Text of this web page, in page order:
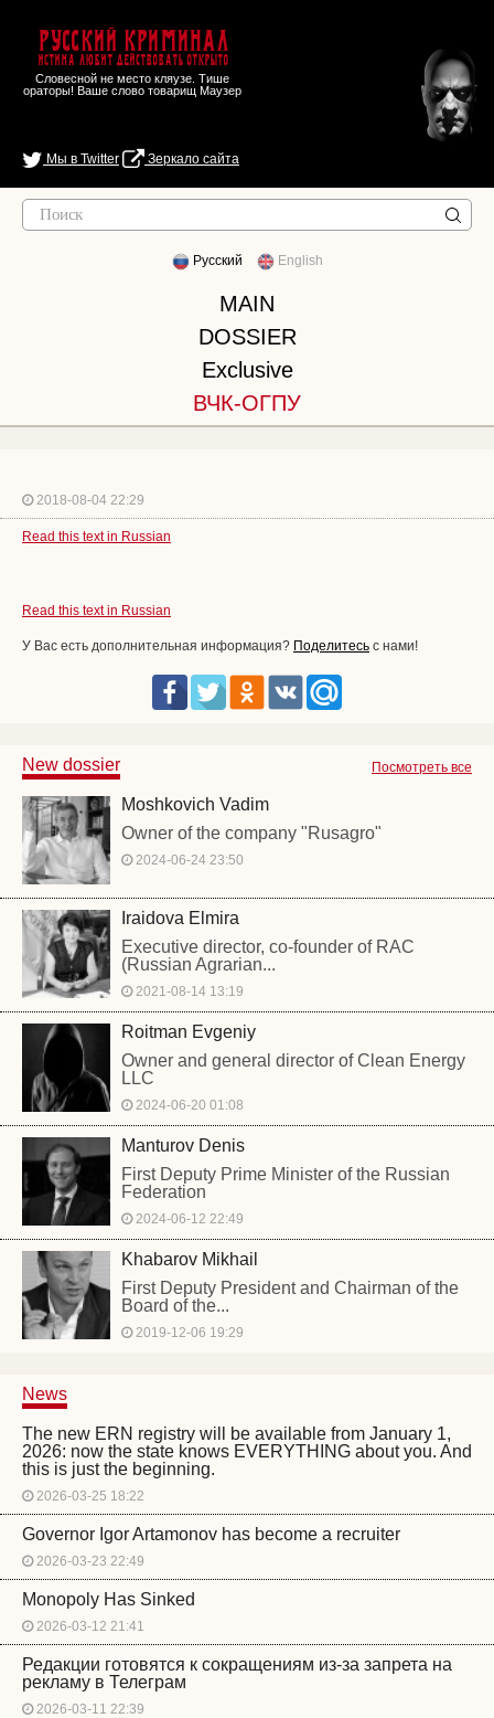
Русский Криминал
Истина любит действовать открыто
Словесной не место кляузе. Тише
ораторы! Ваше слово товарищ Маузер
Мы в Twitter Зеркало сайта
Русский English
MAIN
DOSSIER
Exclusive
ВЧК-ОГПУ
2018-08-04 22:29
Read this text in Russian
Read this text in Russian
У Вас есть дополнительная информация? Поделитесь с нами!
Посмотреть все
New dossier
Moshkovich Vadim
Owner of the company "Rusagro"
2024-06-24 23:50
Iraidova Elmira
Executive director, co-founder of RAC
(Russian Agrarian...
2021-08-14 13:19
Roitman Evgeniy
Owner and general director of Clean Energy
LLC
2024-06-20 01:08
Manturov Denis
First Deputy Prime Minister of the Russian
Federation
2024-06-12 22:49
Khabarov Mikhail
First Deputy President and Chairman of the
Board of the...
2019-12-06 19:29
News
The new ERN registry will be available from January 1,
2026: now the state knows EVERYTHING about you. And
this is just the beginning.
2026-03-25 18:22
Governor Igor Artamonov has become a recruiter
2026-03-23 22:49
Monopoly Has Sinked
2026-03-12 21:41
Редакции готовятся к сокращениям из-за запрета на
рекламу в Телеграм
2026-03-11 22:39